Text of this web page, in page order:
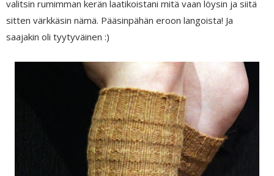
valitsin rumimman kerän laatikoistani mitä vaan löysin ja siitä
sitten värkkäsin nämä. Pääsinpähän eroon langoista! Ja
saajakin oli tyytyväinen :)